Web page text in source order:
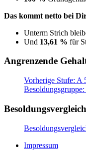
Das kommt netto bei
Unterm Strich
Und 13,61 % für
Angrenzende
Vorherige Stufe: A
Impressum